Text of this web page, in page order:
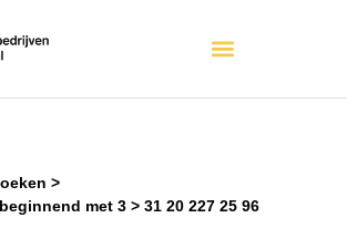
met 3
31 20 227 25 96